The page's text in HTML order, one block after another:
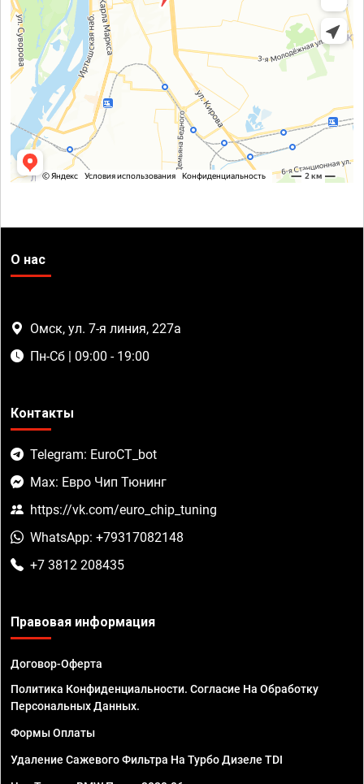
О нас
Омск, ул. 7-я линия, 227а
Пн-Сб | 09:00 - 19:00
Контакты
Telegram: EuroCT_bot
Max: Евро Чип Тюнинг
https://vk.com/euro_chip_tuning
WhatsApp: +79317082148
+7 3812 208435
Правовая информация
Договор-Оферта
Политика Конфиденциальности. Согласие На Обработку
Персональных Данных.
Формы Оплаты
Удаление Сажевого Фильтра На Турбо Дизеле TDI